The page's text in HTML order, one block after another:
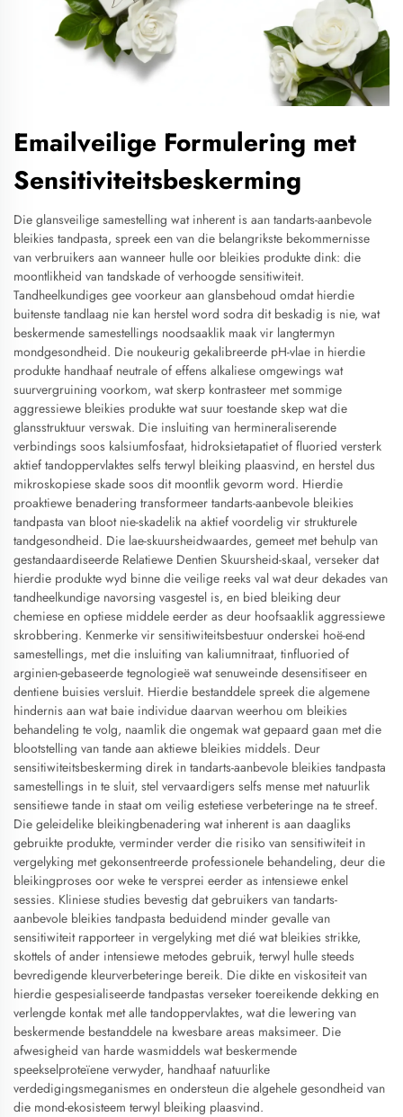
Emailveilige Formulering met
Sensitiviteitsbeskerming
Die glansveilige samestelling wat inherent is aan tandarts-aanbevole
bleikies tandpasta, spreek een van die belangrikste bekommernisse
van verbruikers aan wanneer hulle oor bleikies produkte dink: die
moontlikheid van tandskade of verhoogde sensitiwiteit.
Tandheelkundiges gee voorkeur aan glansbehoud omdat hierdie
buitenste tandlaag nie kan herstel word sodra dit beskadig is nie, wat
beskermende samestellings noodsaaklik maak vir langtermyn
mondgesondheid. Die noukeurig gekalibreerde pH-vlae in hierdie
produkte handhaaf neutrale of effens alkaliese omgewings wat
suurvergruining voorkom, wat skerp kontrasteer met sommige
aggressiewe bleikies produkte wat suur toestande skep wat die
glansstruktuur verswak. Die insluiting van hermineraliserende
verbindings soos kalsiumfosfaat, hidroksietapatiet of fluoried versterk
aktief tandoppervlaktes selfs terwyl bleiking plaasvind, en herstel dus
mikroskopiese skade soos dit moontlik gevorm word. Hierdie
proaktiewe benadering transformeer tandarts-aanbevole bleikies
tandpasta van bloot nie-skadelik na aktief voordelig vir strukturele
tandgesondheid. Die lae-skuursheidwaardes, gemeet met behulp van
gestandaardiseerde Relatiewe Dentien Skuursheid-skaal, verseker dat
hierdie produkte wyd binne die veilige reeks val wat deur dekades van
tandheelkundige navorsing vasgestel is, en bied bleiking deur
chemiese en optiese middele eerder as deur hoofsaaklik aggressiewe
skrobbering. Kenmerke vir sensitiwiteitsbestuur onderskei hoë-end
samestellings, met die insluiting van kaliumnitraat, tinfluoried of
arginien-gebaseerde tegnologieë wat senuweinde desensitiseer en
dentiene buisies versluit. Hierdie bestanddele spreek die algemene
hindernis aan wat baie individue daarvan weerhou om bleikies
behandeling te volg, naamlik die ongemak wat gepaard gaan met die
blootstelling van tande aan aktiewe bleikies middels. Deur
sensitiwiteitsbeskerming direk in tandarts-aanbevole bleikies tandpasta
samestellings in te sluit, stel vervaardigers selfs mense met natuurlik
sensitiewe tande in staat om veilig estetiese verbeteringe na te streef.
Die geleidelike bleikingbenadering wat inherent is aan daagliks
gebruikte produkte, verminder verder die risiko van sensitiwiteit in
vergelyking met gekonsentreerde professionele behandeling, deur die
bleikingproses oor weke te versprei eerder as intensiewe enkel
sessies. Kliniese studies bevestig dat gebruikers van tandarts-
aanbevole bleikies tandpasta beduidend minder gevalle van
sensitiwiteit rapporteer in vergelyking met dié wat bleikies strikke,
skottels of ander intensiewe metodes gebruik, terwyl hulle steeds
bevredigende kleurverbeteringe bereik. Die dikte en viskositeit van
hierdie gespesialiseerde tandpastas verseker toereikende dekking en
verlengde kontak met alle tandoppervlaktes, wat die lewering van
beskermende bestanddele na kwesbare areas maksimeer. Die
afwesigheid van harde wasmiddels wat beskermende
speekselproteïene verwyder, handhaaf natuurlike
verdedigingsmeganismes en ondersteun die algehele gesondheid van
die mond-ekosisteem terwyl bleiking plaasvind.